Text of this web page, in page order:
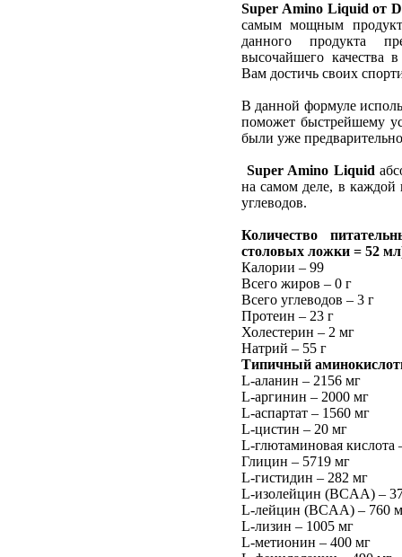
Super Amino Liquid от
самым мощным
данного продукта
высочайшего качества
Вам достичь своих
В данной формуле
поможет быстрейшему
были уже
Super Amino Liquid
на самом деле, в каждой
углеводов.
Количество
столовых ложки = 52
Калории – 99
Всего жиров – 0 г
Всего углеводов – 3 г
Протеин – 23 г
Холестерин – 2 мг
Натрий – 55 г
Типичный
L-аланин – 2156 мг
L-аргинин – 2000 мг
L-аспартат – 1560 мг
L-цистин – 20 мг
L-глютаминовая кислота
Глицин – 5719 мг
L-гистидин – 282 мг
L-изолейцин (BCAA) –
L-лейцин (BCAA) – 760
L-лизин – 1005 мг
L-метионин – 400 мг